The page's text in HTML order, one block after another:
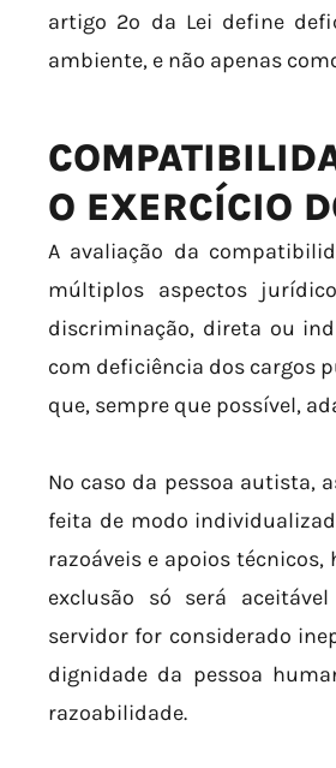
artigo 2º da Lei define
ambiente, e não apenas
O EXERCÍCIO
A avaliação da
múltiplos aspectos
discriminação, direta ou
com deficiência dos cargos
que, sempre que possível,
No caso da pessoa autista,
feita de modo
razoáveis e apoios
exclusão só será
servidor for considerado
dignidade da pessoa
razoabilidade.